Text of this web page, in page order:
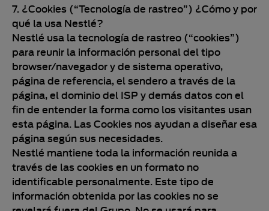
7. ¿Cookies (“Tecnología de rastreo”) ¿Cómo y por
qué la usa Nestlé?
Nestlé usa la tecnología de rastreo (“cookies”)
para reunir la información personal del tipo
browser/navegador y de sistema operativo,
página de referencia, el sendero a través de la
página, el dominio del ISP y demás datos con el
fin de entender la forma como los visitantes usan
esta página. Las Cookies nos ayudan a diseñar esa
página según sus necesidades.
Nestlé mantiene toda la información reunida a
través de las cookies en un formato no
identificable personalmente. Este tipo de
información obtenida por las cookies no se